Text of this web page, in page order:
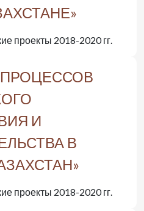
проекты 2018-2020 гг.
И
В
проекты 2018-2020 гг.